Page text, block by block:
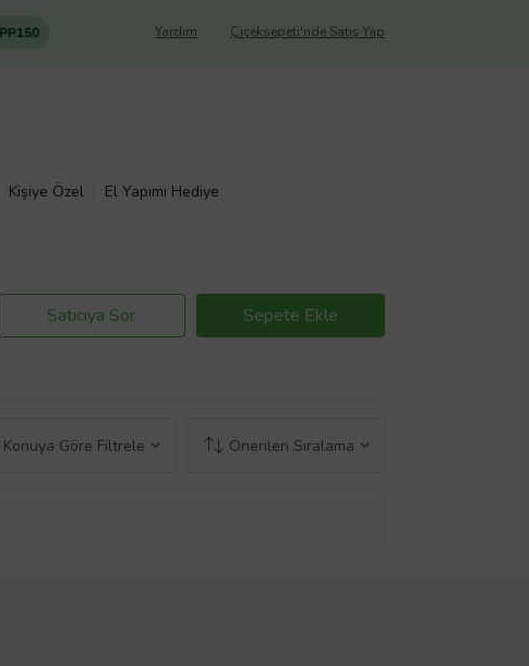
Çiçeksepeti'nde Satış Yap
Yardım
Kişiye Özel El Yapımı Hediye
Satıcıya Sor Sepete Ekle
Konuya Göre Filtrele Önerilen Sıralama